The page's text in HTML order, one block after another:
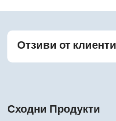
Отзиви от клиенти
Сходни Продукти